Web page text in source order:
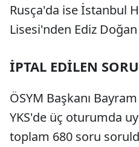
Rusça'da ise İstanbul
Lisesi'nden Ediz
İPTAL EDİLEN
ÖSYM Başkanı
YKS'de üç oturumda
toplam 680 soru